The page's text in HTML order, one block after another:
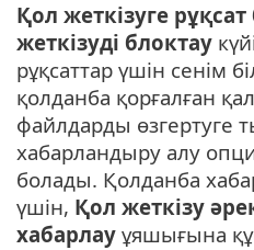
Қол жеткізуге рұқсат
жеткізуді блоктау
рұқсаттар үшін сенім
қолданба қорғалған
файлдарды өзгертуге
хабарландыру алу
болады. Қолданба
үшін, Қол жеткізу
хабарлау ұяшығына